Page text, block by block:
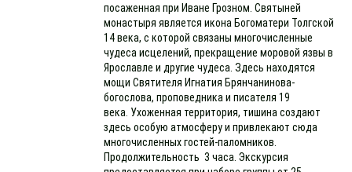
посаженная при Иване Грозном. Святыней
монастыря является икона Богоматери Толгской
14 века, с которой связаны многочисленные
чудеса исцелений, прекращение моровой язвы в
Ярославле и другие чудеса. Здесь находятся
мощи Святителя Игнатия Брянчанинова-
богослова, проповедника и писателя 19
века. Ухоженная территория, тишина создают
здесь особую атмосферу и привлекают сюда
многочисленных гостей-паломников.
Продолжительность 3 часа. Экскурсия